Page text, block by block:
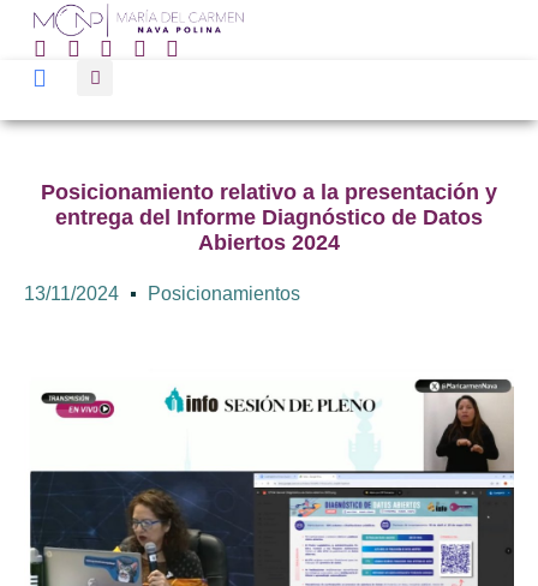
Posicionamiento relativo a la presentación y
entrega del Informe Diagnóstico de Datos
Abiertos 2024
13/11/2024 Posicionamientos